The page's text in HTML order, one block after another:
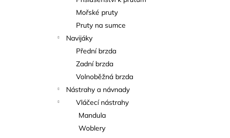
Mořské pruty
Pruty na sumce
Navijáky
Přední brzda
Zadní brzda
Volnoběžná brzda
Nástrahy a návnady
Vláčecí nástrahy
Mandula
Woblery
KAPROVÁ SMĚS RICHARDA
KONOPÁSKA RIKOMIX KAPR ČERVENÝ